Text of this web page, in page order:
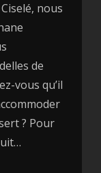
nous
de
vous qu’il
? Pour